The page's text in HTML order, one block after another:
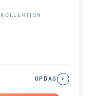
KOLLEKTION
OPDAG ›